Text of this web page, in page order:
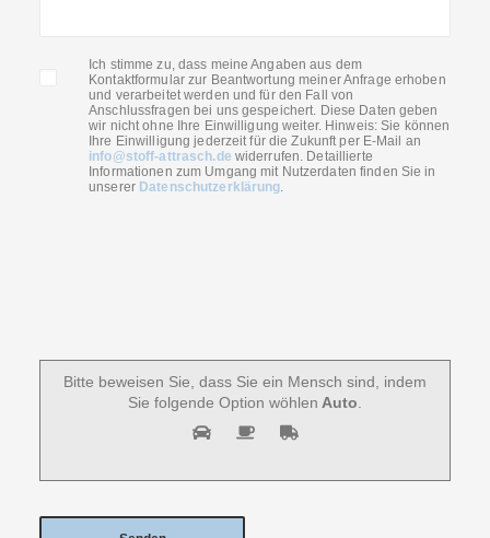
Ich stimme zu, dass meine Angaben aus dem
Kontaktformular zur Beantwortung meiner Anfrage erhoben
und verarbeitet werden und für den Fall von
Anschlussfragen bei uns gespeichert. Diese Daten geben
wir nicht ohne Ihre Einwilligung weiter. Hinweis: Sie können
Ihre Einwilligung jederzeit für die Zukunft per E-Mail an
info@stoff-attrasch.de widerrufen. Detaillierte
Informationen zum Umgang mit Nutzerdaten finden Sie in
unserer Datenschutzerklärung.
Bitte beweisen Sie, dass Sie ein Mensch sind, indem
Sie folgende Option wöhlen Auto